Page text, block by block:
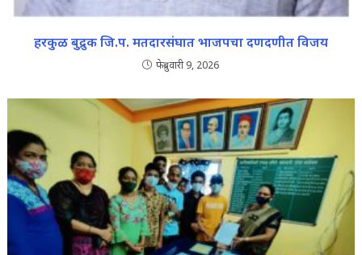
हरकुळ बुद्रुक जि.प. मतदारसंघात भाजपचा दणदणीत विजय
फेब्रुवारी 9, 2026